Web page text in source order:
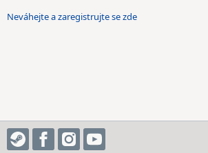
Neváhejte a zaregistrujte se zde